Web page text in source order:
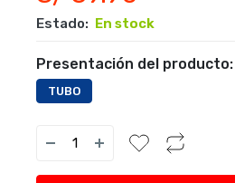
Estado: En stock
Presentación del producto:
TUBO